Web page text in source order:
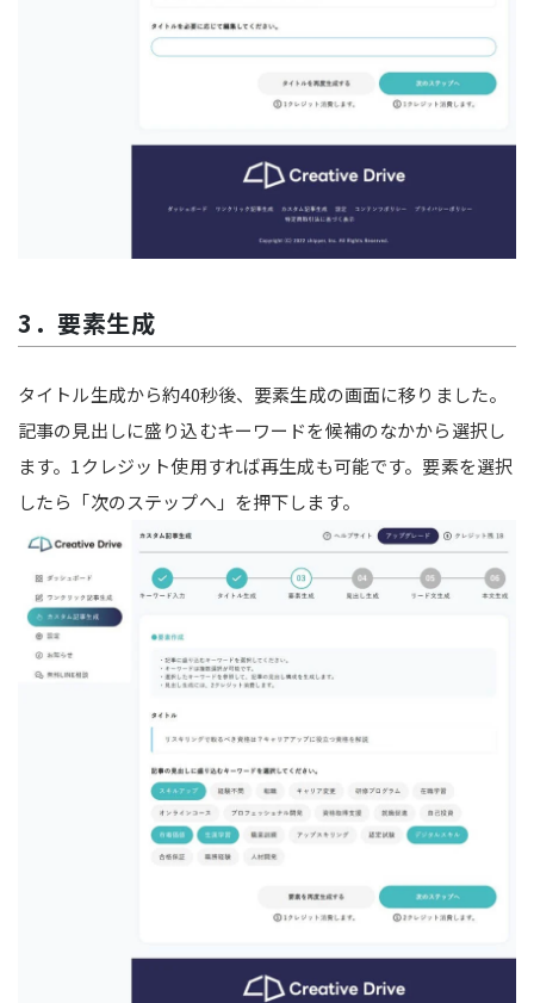
3．要素生成
タイトル生成から約40秒後、要素生成の画面に移りました。
記事の見出しに盛り込むキーワードを候補のなかから選択し
ます。1クレジット使用すれば再生成も可能です。要素を選択
したら「次のステップへ」を押下します。